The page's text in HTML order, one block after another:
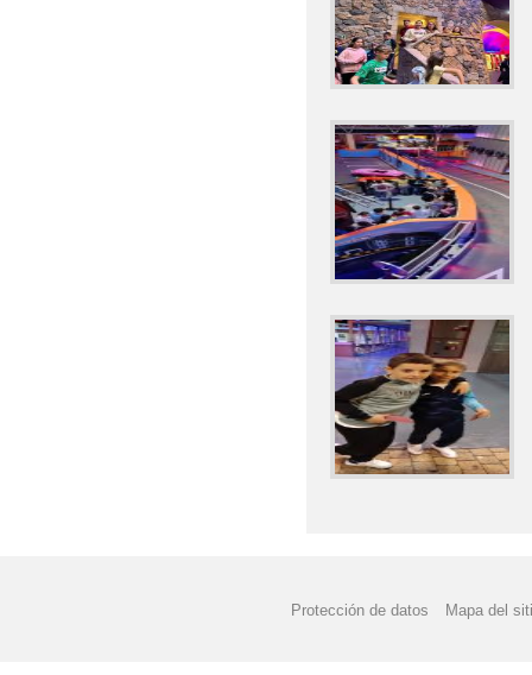
Protección de datos Mapa del